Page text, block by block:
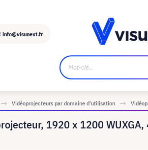
info@visunext.fr
Vidéoprojecteurs par domaine d'utilisation
1920 x 1200